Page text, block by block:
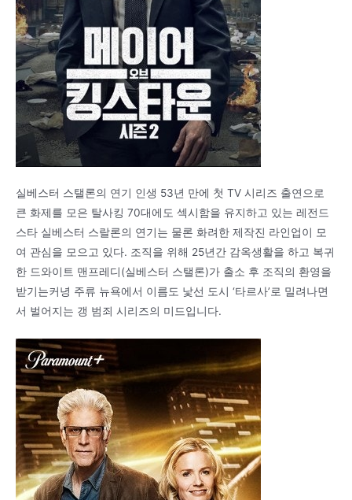
실베스터 스탤론의 연기 인생 53년 만에 첫 TV 시리즈 출연으로
큰 화제를 모은 탈사킹 70대에도 섹시함을 유지하고 있는 레전드
스타 실베스터 스랄론의 연기는 물론 화려한 제작진 라인업이 모
여 관심을 모으고 있다. 조직을 위해 25년간 감옥생활을 하고 복귀
한 드와이트 맨프레디(실베스터 스탤론)가 출소 후 조직의 환영을
받기는커녕 주류 뉴욕에서 이름도 낯선 도시 ‘타르사’로 밀려나면
서 벌어지는 갱 범죄 시리즈의 미드입니다.